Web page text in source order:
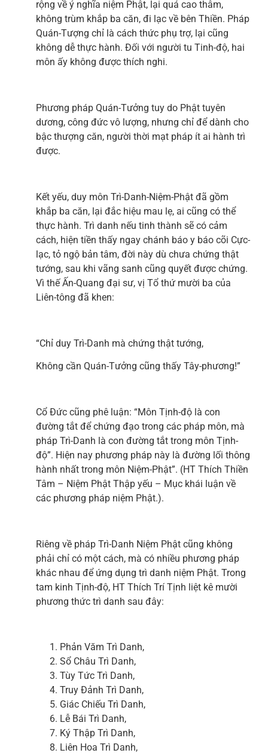
rộng về ý nghĩa niệm Phật, lại quá cao thâm,
không trùm khắp ba căn, đi lạc về bên Thiền. Pháp
Quán-Tượng chỉ là cách thức phụ trợ, lại cũng
không dễ thực hành. Đối với người tu Tinh-độ, hai
môn ấy không được thích nghi.
Phương pháp Quán-Tưởng tuy do Phật tuyên
dương, công đức vô lượng, nhưng chỉ để dành cho
bậc thượng căn, người thời mạt pháp ít ai hành trì
được.
Kết yếu, duy môn Trì-Danh-Niệm-Phật đã gồm
khắp ba căn, lại đắc hiệu mau lẹ, ai cũng có thể
thực hành. Trì danh nếu tinh thành sẽ có cảm
cách, hiện tiền thấy ngay chánh báo y báo cõi Cực-
lạc, tỏ ngộ bản tâm, đời này dù chưa chứng thật
tướng, sau khi vãng sanh cũng quyết được chứng.
Vì thế Ấn-Quang đại sư, vị Tổ thứ mười ba của
Liên-tông đã khen:
“Chỉ duy Trì-Danh mà chứng thật tướng,
Không cần Quán-Tưởng cũng thấy Tây-phương!”
Cổ Đức cũng phê luận: “Môn Tịnh-độ là con
đường tắt để chứng đạo trong các pháp môn, mà
pháp Trì-Danh là con đường tắt trong môn Tịnh-
độ”. Hiện nay phương pháp này là đường lối thông
hành nhất trong môn Niệm-Phật”. (HT Thích Thiền
Tâm – Niệm Phật Thập yếu – Mục khái luận về
các phương pháp niệm Phật.).
Riêng về pháp Trì-Danh Niệm Phật cũng không
phải chỉ có một cách, mà có nhiều phương pháp
khác nhau để ứng dụng trì danh niệm Phật. Trong
tam kinh Tịnh-độ, HT Thích Trí Tịnh liệt kê mười
phương thức trì danh sau đây:
Phản Văm Trì Danh,
Sổ Châu Trì Danh,
Tùy Tức Trì Danh,
Truy Đảnh Trì Danh,
Giác Chiếu Trì Danh,
Lễ Bái Trì Danh,
Ký Thập Trì Danh,
Liên Hoa Trì Danh,